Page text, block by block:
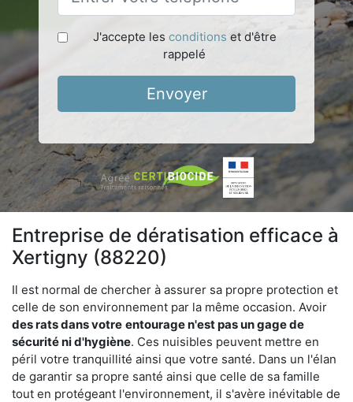
J'accepte les conditions et d'être
rappelé
Envoyer
Entreprise de dératisation efficace à
Xertigny (88220)
Il est normal de chercher à assurer sa propre protection et
celle de son environnement par la même occasion. Avoir
des rats dans votre entourage n'est pas un gage de
sécurité ni d'hygiène. Ces nuisibles peuvent mettre en
péril votre tranquillité ainsi que votre santé. Dans un l'élan
de garantir sa propre santé ainsi que celle de sa famille
tout en protégeant l'environnement, il s'avère inévitable de